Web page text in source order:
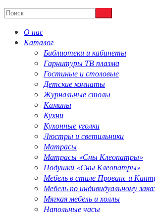
О нас
Каталог
Библиотеки и кабинеты
Гарнитуры ТВ плазма
Гостиные и столовые
Детские комнаты
Журнальные столы
Камины
Кухни
Кухонные уголки
Люстры и светильники
Матрасы
Матрасы «Сны Клеопатры»
Подушки «Сны Клеопатры»
Мебель в стиле Прованс и
Мебель по индивидуальному
Мягкая мебель и холлы
Напольные часы